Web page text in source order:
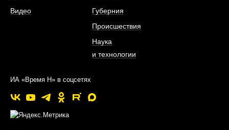
Видео
Губерния
Происшествия
Наука
и технологии
ИА «Время Н» в соцсетях